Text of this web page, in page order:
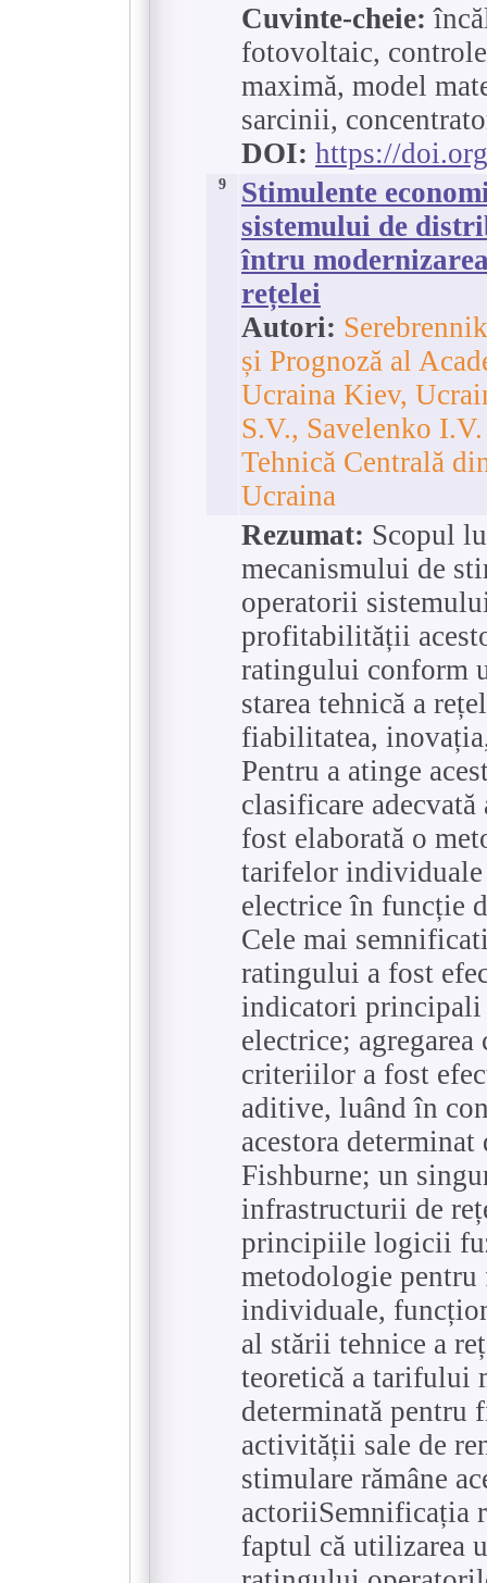
Cuvinte-cheie:
fotovoltaic,
maximă, model
sarcinii,
DOI: https://
9
Stimulente
sistemului de
întru
rețelei
Autori:
și Prognoză al
Ucraina Kiev,
S.V., Savelenko
Tehnică Centrală
Ucraina
Rezumat: Scopul
mecanismului de
operatorii
profitabilității
ratingului conform
starea tehnică a
fiabilitatea,
Pentru a atinge
clasificare
fost elaborată o
tarifelor individuale
electrice în funcție
Cele mai
ratingului a fost
indicatori principali
electrice;
criteriilor a fost
aditive, luând în
acestora
Fishburne; un
infrastructurii de
principiile logicii
metodologie
individuale,
al stării tehnice a
teoretică a tarifului
determinată pentru
activității sale de
stimulare rămâne
actoriiSemnificația
faptul că utilizarea